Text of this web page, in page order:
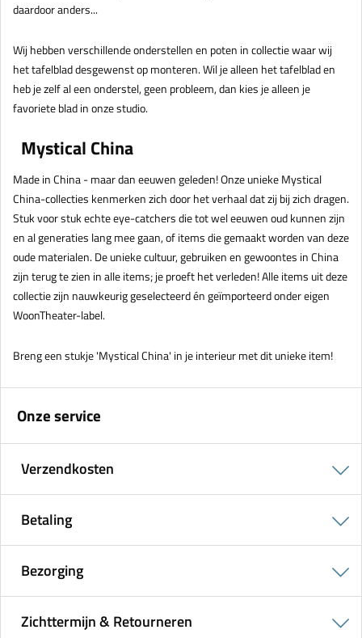
daardoor anders...
Wij hebben verschillende onderstellen en poten in collectie waar wij
het tafelblad desgewenst op monteren. Wil je alleen het tafelblad en
heb je zelf al een onderstel, geen probleem, dan kies je alleen je
favoriete blad in onze studio.
Mystical China
Made in China - maar dan eeuwen geleden! Onze unieke Mystical
China-collecties kenmerken zich door het verhaal dat zij bij zich dragen.
Stuk voor stuk echte eye-catchers die tot wel eeuwen oud kunnen zijn
en al generaties lang mee gaan, of items die gemaakt worden van deze
oude materialen. De unieke cultuur, gebruiken en gewoontes in China
zijn terug te zien in alle items; je proeft het verleden! Alle items uit deze
collectie zijn nauwkeurig geselecteerd én geïmporteerd onder eigen
WoonTheater-label.
Breng een stukje 'Mystical China' in je interieur met dit unieke item!
Onze service
Verzendkosten
Betaling
Bezorging
Zichttermijn & Retourneren